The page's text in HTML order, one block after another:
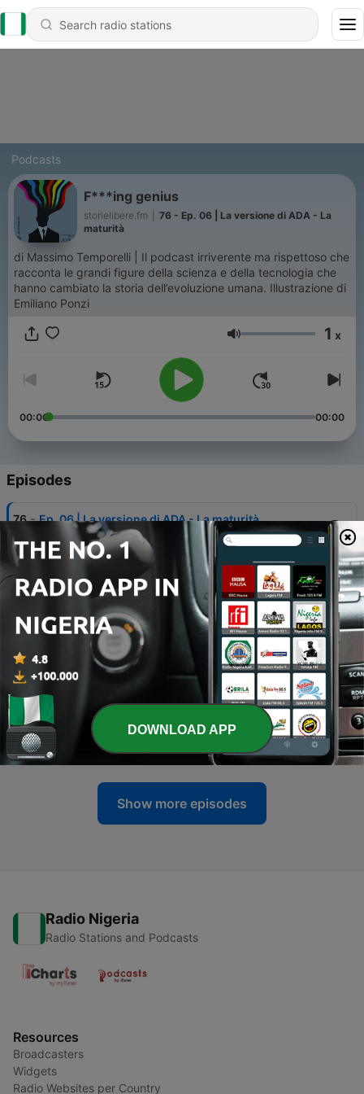
Podcasts
F***ing genius
storielibere.fm
76 - Ep. 06 | La versione di ADA - La
maturità
di Massimo Temporelli | Il podcast irriverente ma rispettoso che
racconta le grandi figure della scienza e della tecnologia che
hanno cambiato la storia dell’evoluzione umana. Illustrazione di
Emiliano Ponzi
Volume 1 x
00:00 00:00
Episodes
76 - Ep. 06 | La versione di ADA - La maturità
01 Oct 2024
75 Ep. 05 | La versione di ADA - L’Adolescenza
24 Sep 2024
74 Ep. 04 | La versione di ADA - My Parents
73 - Ep. 03 | La versione di ADA - Oblio
10 Sep 2024
72 - Ep. 02 | La versione di ADA - Antenati
03 Sep 2024
Show more episodes
Radio Nigeria
Radio Stations and Podcasts
Resources
Broadcasters
Widgets
Radio Websites per Country
DOWNLOAD APP